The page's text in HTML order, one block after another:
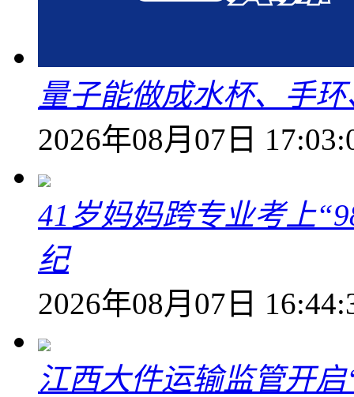
量子能做成水杯、手
2026年08月07日
41岁妈妈跨专业考上
纪
2026年08月07日
江西大件运输监管开